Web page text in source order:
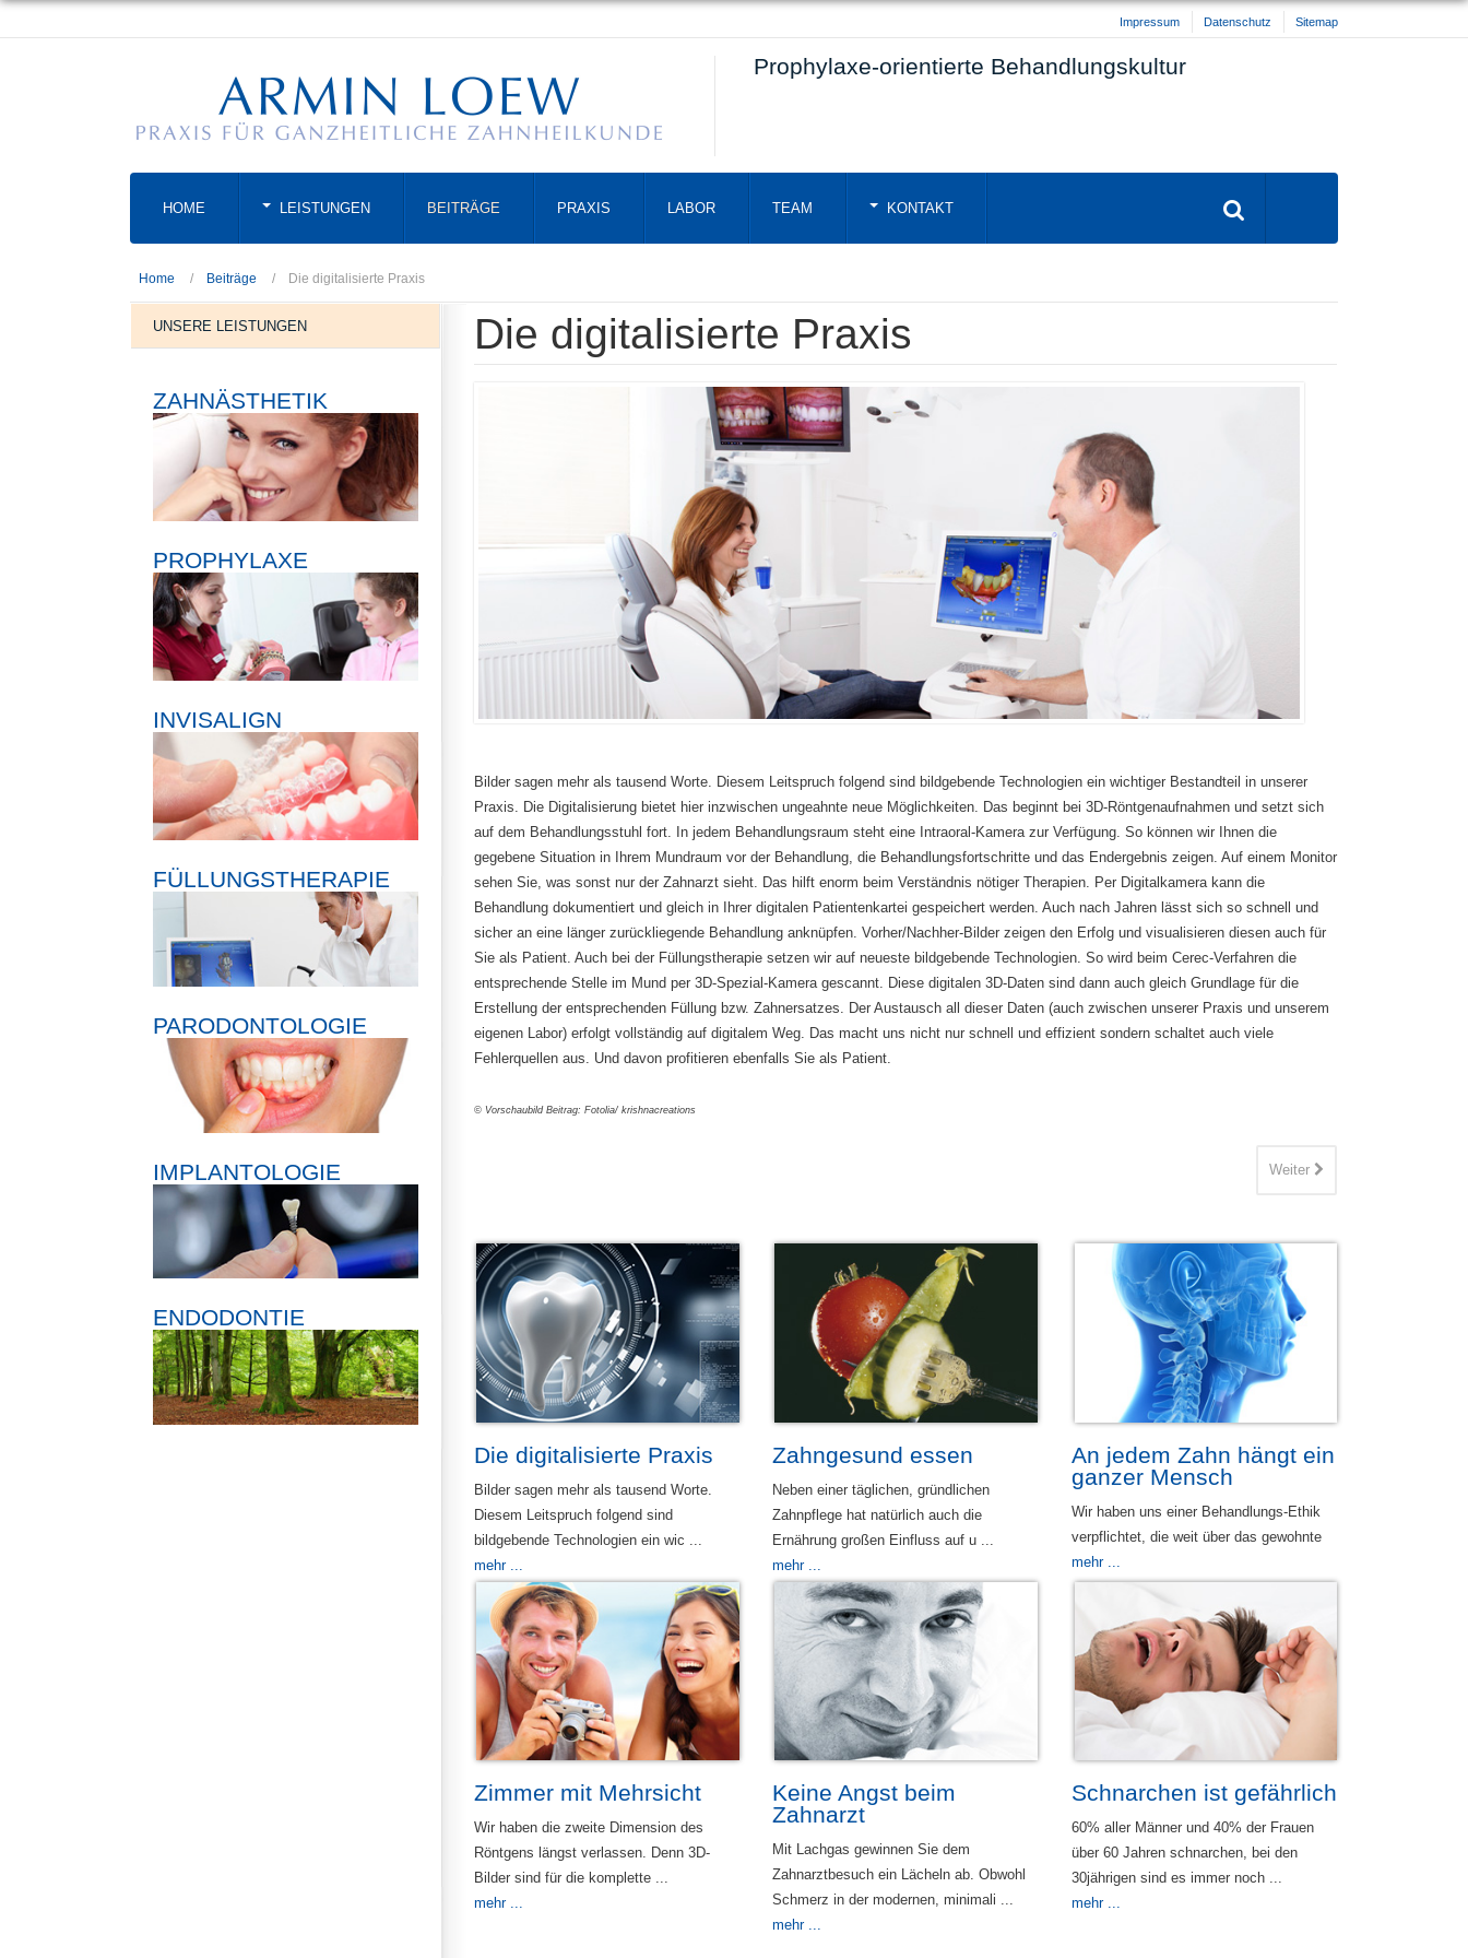
Impressum Datenschutz Sitemap
Prophylaxe-orientierte Behandlungskultur
HOME LEISTUNGEN BEITRÄGE PRAXIS LABOR TEAM KONTAKT
Home Beiträge Die digitalisierte Praxis
Die digitalisierte Praxis
Bilder sagen mehr als tausend Worte. Diesem Leitspruch folgend sind bildgebende Technologien ein wichtiger Bestandteil in unserer
Praxis. Die Digitalisierung bietet hier inzwischen ungeahnte neue Möglichkeiten. Das beginnt bei 3D-Röntgenaufnahmen und setzt sich
auf dem Behandlungsstuhl fort. In jedem Behandlungsraum steht eine Intraoral-Kamera zur Verfügung. So können wir Ihnen die
gegebene Situation in Ihrem Mundraum vor der Behandlung, die Behandlungsfortschritte und das Endergebnis zeigen. Auf einem Monitor
sehen Sie, was sonst nur der Zahnarzt sieht. Das hilft enorm beim Verständnis nötiger Therapien. Per Digitalkamera kann die
Behandlung dokumentiert und gleich in Ihrer digitalen Patientenkartei gespeichert werden. Auch nach Jahren lässt sich so schnell und
sicher an eine länger zurückliegende Behandlung anknüpfen. Vorher/Nachher-Bilder zeigen den Erfolg und visualisieren diesen auch für
Sie als Patient. Auch bei der Füllungstherapie setzen wir auf neueste bildgebende Technologien. So wird beim Cerec-Verfahren die
entsprechende Stelle im Mund per 3D-Spezial-Kamera gescannt. Diese digitalen 3D-Daten sind dann auch gleich Grundlage für die
Erstellung der entsprechenden Füllung bzw. Zahnersatzes. Der Austausch all dieser Daten (auch zwischen unserer Praxis und unserem
eigenen Labor) erfolgt vollständig auf digitalem Weg. Das macht uns nicht nur schnell und effizient sondern schaltet auch viele
Fehlerquellen aus. Und davon profitieren ebenfalls Sie als Patient.
© Vorschaubild Beitrag: Fotolia/ krishnacreations
Weiter
Die digitalisierte Praxis
Bilder sagen mehr als tausend Worte.
Diesem Leitspruch folgend sind
bildgebende Technologien ein wic ...
mehr ...
Zahngesund essen
Neben einer täglichen, gründlichen
Zahnpflege hat natürlich auch die
Ernährung großen Einfluss auf u ...
mehr ...
An jedem Zahn hängt ein
ganzer Mensch
Wir haben uns einer Behandlungs-Ethik
verpflichtet, die weit über das gewohnte
mehr ...
Zimmer mit Mehrsicht
Wir haben die zweite Dimension des
Röntgens längst verlassen. Denn 3D-
Bilder sind für die komplette ...
mehr ...
Keine Angst beim
Zahnarzt
Mit Lachgas gewinnen Sie dem
Zahnarztbesuch ein Lächeln ab. Obwohl
Schmerz in der modernen, minimali ...
mehr ...
Schnarchen ist gefährlich
60% aller Männer und 40% der Frauen
über 60 Jahren schnarchen, bei den
30jährigen sind es immer noch ...
mehr ...
UNSERE LEISTUNGEN
ZAHNÄSTHETIK
PROPHYLAXE
INVISALIGN
FÜLLUNGSTHERAPIE
PARODONTOLOGIE
IMPLANTOLOGIE
ENDODONTIE